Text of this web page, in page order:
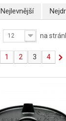
Nejlevnější
12 na
1 2 3 4